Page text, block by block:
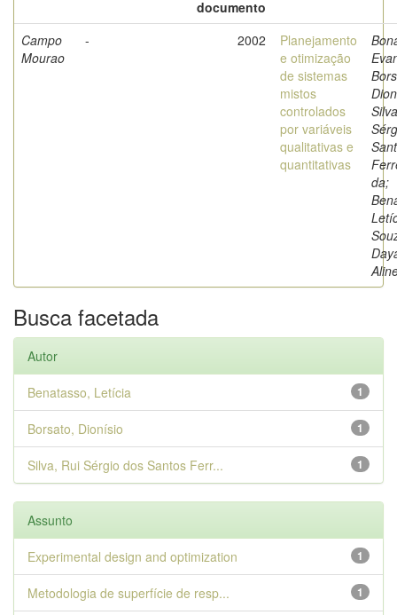
documento
Campo
Mourao
- 2002
Planejamento
e otimização
de sistemas
mistos
controlados
por variáveis
qualitativas e
quantitativas
da;
Busca facetada
Autor
1
Benatasso, Letícia
1
Borsato, Dionísio
1
Silva, Rui Sérgio dos Santos Ferr...
Assunto
1
Experimental design and optimization
1
Metodologia de superfície de resp...